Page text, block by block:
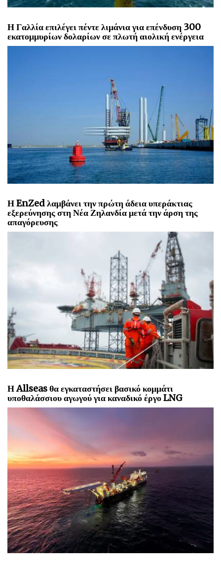
Η Γαλλία επιλέγει πέντε λιμάνια για επένδυση 300
εκατομμυρίων δολαρίων σε πλωτή αιολική ενέργεια
Η EnZed λαμβάνει την πρώτη άδεια υπεράκτιας
εξερεύνησης στη Νέα Ζηλανδία μετά την άρση της
απαγόρευσης
Η Allseas θα εγκαταστήσει βασικό κομμάτι
υποθαλάσσιου αγωγού για καναδικό έργο LNG